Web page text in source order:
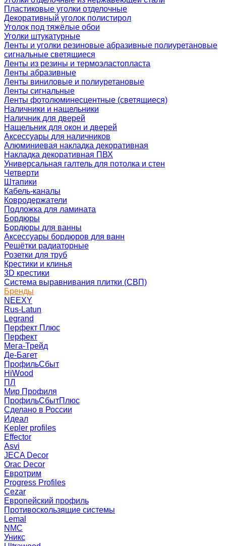
Пластиковые уголки отделочные
Декоративный уголок полистирол
Уголок под тяжёлые обои
Уголки штукатурные
Ленты и уголки резиновые абразивные полиуретановые
сигнальные светящиеся
Ленты из резины и термоэластопласта
Ленты абразивные
Ленты виниловые и полиуретановые
Ленты сигнальные
Ленты фотолюминесцентные (светящиеся)
Наличники и нащельники
Наличник для дверей
Нащельник для окон и дверей
Аксессуары для наличников
Алюминиевая накладка декоративная
Накладка декоративная ПВХ
Универсальная галтель для потолка и стен
Четверти
Штапики
Кабель-каналы
Ковродержатели
Подложка для ламината
Бордюры
Бордюры для ванны
Аксессуары бордюров для ванн
Решётки радиаторные
Розетки для труб
Крестики и клинья
3D крестики
Система выравнивания плитки (СВП)
Бренды
NEEXY
Rus-Latun
Legrand
Перфект Плюс
Перфект
Мега-Трейд
Де-Багет
ПрофильСбыт
HiWood
ПЛ
Мир Профиля
ПрофильСбытПлюс
Сделано в России
Идеал
Kepler profiles
Effector
Asvi
JECA Decor
Orac Decor
Евротрим
Progress Profiles
Cezar
Европейский профиль
Противоскользящие системы
Lemal
NMC
Уникс